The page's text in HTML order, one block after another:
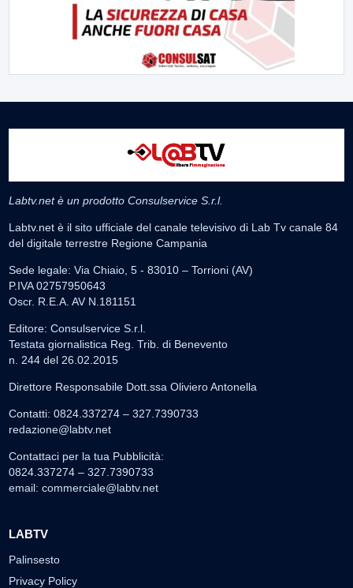
Labtv.net è un prodotto Consulservice S.r.l.
Labtv.net è il sito ufficiale del canale televisivo di Lab Tv canale 84
del digitale terrestre Regione Campania
Sede legale: Via Chiaio, 5 - 83010 – Torrioni (AV)
P.IVA 02757950643
Oscr. R.E.A. AV N.181151
Editore: Consulservice S.r.l.
Testata giornalistica Reg. Trib. di Benevento
n. 244 del 26.02.2015
Direttore Responsabile Dott.ssa Oliviero Antonella
Contatti: 0824.337274 – 327.7390733
redazione@labtv.net
Contattaci per la tua Pubblicità:
0824.337274 – 327.7390733
email: commerciale@labtv.net
LABTV
Palinsesto
Privacy Policy